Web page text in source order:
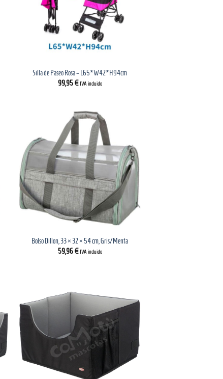
Silla de Paseo Rosa – L65*W42*H94cm
99,95€ IVA incluido
Bolso Dillon, 33 × 32 × 54 cm, Gris/Menta
59,96€ IVA incluido